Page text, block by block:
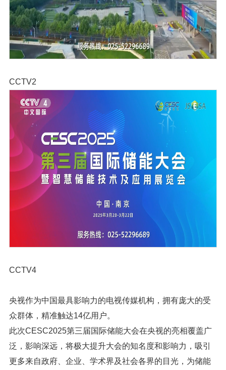
CCTV2
CCTV4
央视作为中国最具影响力的电视传媒机构，拥有庞大的受
众群体，精准触达14亿用户。
此次CESC2025第三届国际储能大会在央视的亮相覆盖广
泛，影响深远，将极大提升大会的知名度和影响力，吸引
更多来自政府、企业、学术界及社会各界的目光，为储能